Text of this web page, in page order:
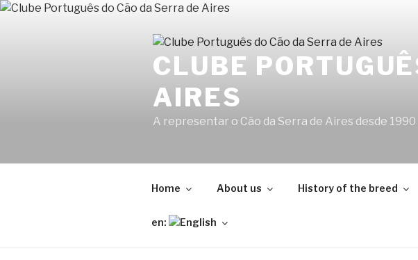
Skip
CLUBE
AIRES
A representar o Cão da Serra de Aires desde 1990
Home About us History of the breed
en: